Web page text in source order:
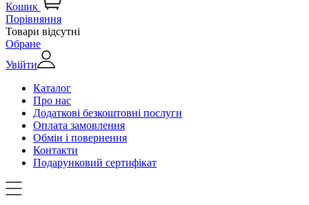
Кошик
Порівняння
Товари відсутні
Обране
Увійти
Каталог
Про нас
Додаткові безкоштовні послуги
Оплата замовлення
Обмін і повернення
Контакти
Подарунковий сертифікат